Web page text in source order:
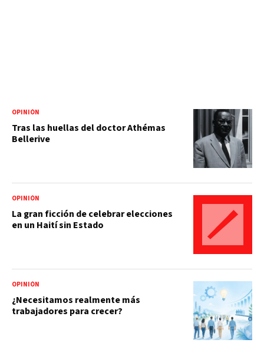
OPINIÓN
Tras las huellas del doctor Athémas
Bellerive
OPINIÓN
La gran ficción de celebrar elecciones
en un Haití sin Estado
OPINIÓN
¿Necesitamos realmente más
trabajadores para crecer?